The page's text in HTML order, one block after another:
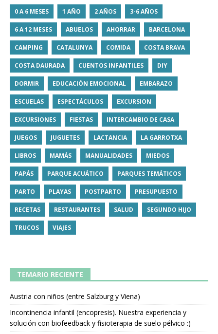
0 A 6 MESES 1 AÑO 2 AÑOS 3-6 AÑOS
6 A 12 MESES ABUELOS AHORRAR BARCELONA
CAMPING CATALUNYA COMIDA COSTA BRAVA
COSTA DAURADA CUENTOS INFANTILES DIY
DORMIR EDUCACIÓN EMOCIONAL EMBARAZO
ESCUELAS ESPECTÁCULOS EXCURSION
EXCURSIONES FIESTAS INTERCAMBIO DE CASA
JUEGOS JUGUETES LACTANCIA LA GARROTXA
LIBROS MAMÁS MANUALIDADES MIEDOS
PAPÁS PARQUE ACUÁTICO PARQUES TEMÁTICOS
PARTO PLAYAS POSTPARTO PRESUPUESTO
RECETAS RESTAURANTES SALUD SEGUNDO HIJO
TRUCOS VIAJES
TEMARIO RECIENTE
Austria con niños (entre Salzburg y Viena)
Incontinencia infantil (encopresis). Nuestra experiencia y
solución con biofeedback y fisioterapia de suelo pélvico :)